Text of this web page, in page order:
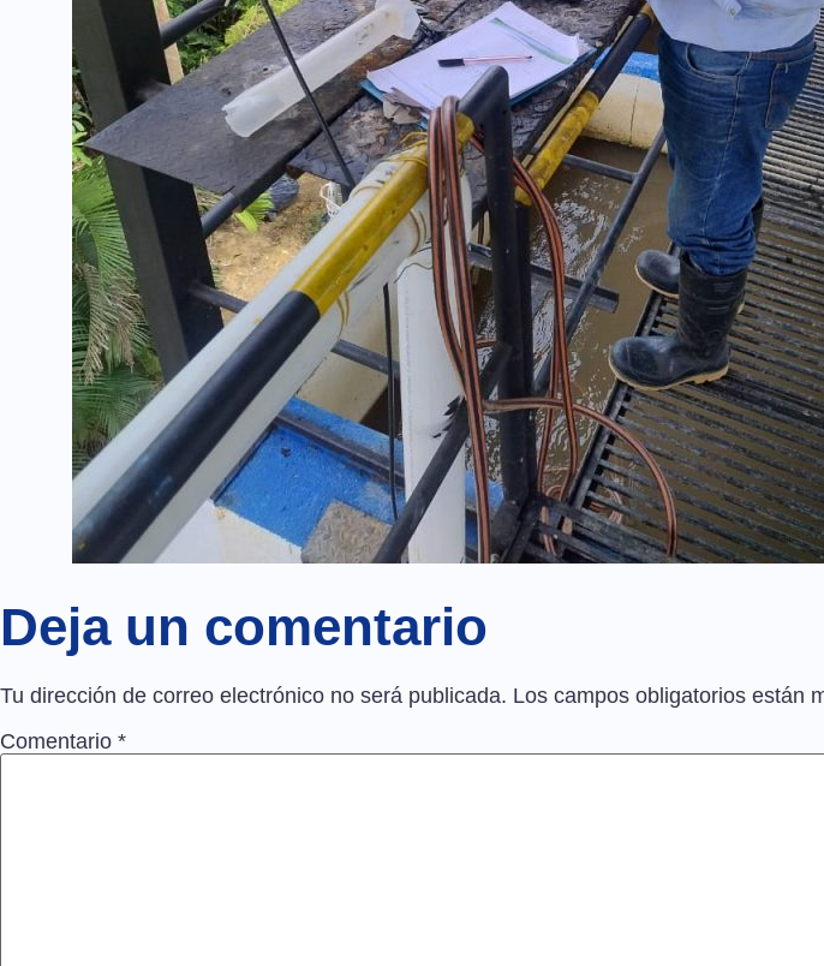
Deja un comentario
Tu dirección de correo electrónico no será publicada. Los campos obligatorios están
Comentario *